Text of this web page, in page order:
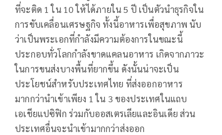
ที่จะติด 1 ใน 10 ให้ได้ภายใน 5 ปี เป็นตัวนำธุรกิจใน
การขับเคลื่อนเศรษฐกิจ ทั้งนี้อาหารเพื่อสุขภาพ นับ
ว่าเป็นพระเอกที่กำลังมีความต้องการในขณะนี้
ประกอบทั่วโลกกำลังขาดแคลนอาหาร เกิดจากภาวะ
ในการขนส่งบางพื้นที่ยากขึ้น ดังนั้นน่าจะเป็น
ประโยชน์สำหรับประเทศไทย ที่ส่งออกอาหาร
มากกว่านำเข้าเพียง 1 ใน 3 ของประเทศในแถบ
เอเชียแปซิฟิก ร่วมกับออสเตรเลียและอินเดีย ส่วน
ประเทศอื่นจะนำเข้ามากกว่าส่งออก